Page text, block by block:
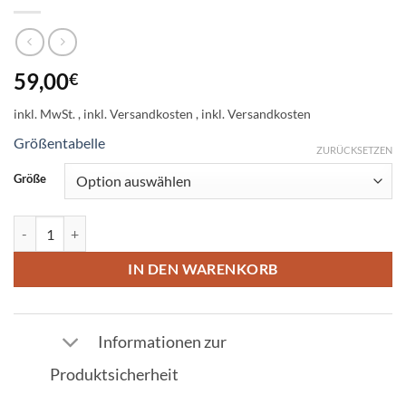
59,00€
inkl. MwSt.
Größentabelle
Größe
ZURÜCKSETZEN
IN DEN WARENKORB
Informationen zur
Produktsicherheit